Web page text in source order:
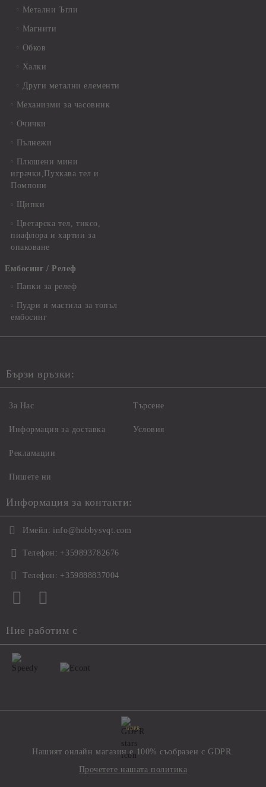
Метални Ъгли
Магнити
Обков
Халки
Други метални елементи
Механизми за часовник
Очички
Пълнежи
Плюшени мини
играчки,Пухкава тел и
Помпони
Щипки
Цветарска тел, тиксо,
пиафлора и хартии за
опаковане
Ембосинг / Релеф
Папки за релеф
Пудри и мастила за топъл
ембосинг
Бързи връзки:
За Нас
Информация за доставка
Рекламации
Пишете ни
Търсене
Условия
Информация за контакти:
Имейл: info@hobbysvqt.com
Телефон: +359893782676
Телефон: +359888837004
Ние работим с
GDPR
Нашият онлайн магазин е 100% съобразен с GDPR.
Прочетете нашата политика